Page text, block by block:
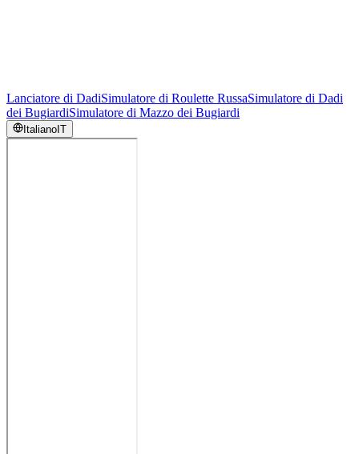
Lanciatore di DadiSimulatore di Roulette RussaSimulatore di Dadi
dei BugiardiSimulatore di Mazzo dei Bugiardi
Italiano IT